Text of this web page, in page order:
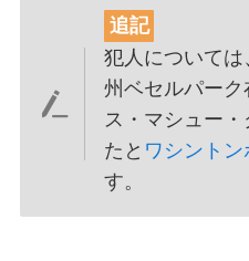
追記
犯人について
州ベセルパー
ス・マシュー
たと ワシントン
す。